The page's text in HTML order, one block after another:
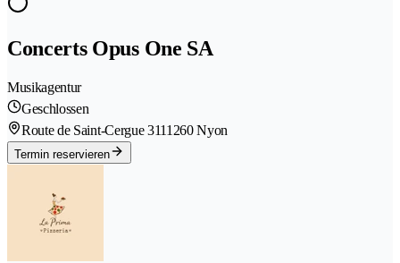
Concerts Opus One SA
Musikagentur
Geschlossen
Route de Saint-Cergue 3111260 Nyon
Termin reservieren